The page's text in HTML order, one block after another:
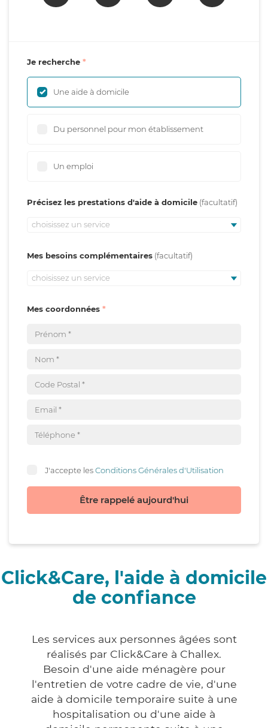
Je recherche
Une aide à domicile
Du personnel pour mon établissement
Un emploi
Précisez les prestations d'aide à domicile
choisissez un service
Mes besoins complémentaires
choisissez un service
Mes coordonnées
J'accepte lesConditions Générales d'Utilisation
Être rappelé aujourd'hui
Click&Care, l'aide à domicile
de confiance
Les services aux personnes âgées sont
réalisés par Click&Care à Challex.
Besoin d'une aide ménagère pour
l'entretien de votre cadre de vie, d'une
aide à domicile temporaire suite à une
hospitalisation ou d'une aide à